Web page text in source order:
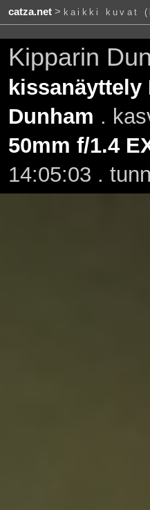
catza.net> kaikki kuvat
Kipparin
kissanäyttely
Dunham .
50mm f/1.4
14:05:03 .